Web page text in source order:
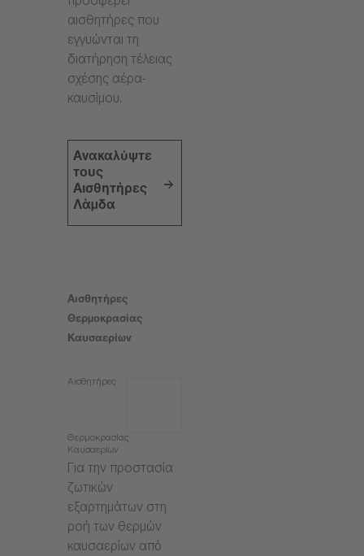
προσφέρει
αισθητήρες που
εγγυώνται τη
διατήρηση τέλειας
σχέσης αέρα-
καυσίμου.
Ανακαλύψτε
τους
Αισθητήρες
Λάμδα
Αισθητήρες
Θερμοκρασίας
Καυσαερίων
Αισθητήρες
Θερμοκρασίας
Καυσαερίων
Για την προστασία
ζωτικών
εξαρτημάτων στη
ροή των θερμών
καυσαερίων από